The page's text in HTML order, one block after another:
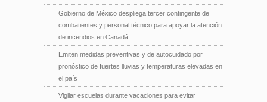
Gobierno de México despliega tercer contingente de
combatientes y personal técnico para apoyar la atención
de incendios en Canadá
Emiten medidas preventivas y de autocuidado por
pronóstico de fuertes lluvias y temperaturas elevadas en
el país
Vigilar escuelas durante vacaciones para evitar